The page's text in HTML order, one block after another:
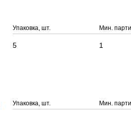
Упаковка, шт. Мин.
5 1
Упаковка, шт. Мин.